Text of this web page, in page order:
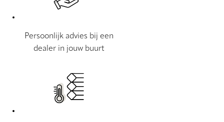
Persoonlijk advies bij een
dealer in jouw buurt